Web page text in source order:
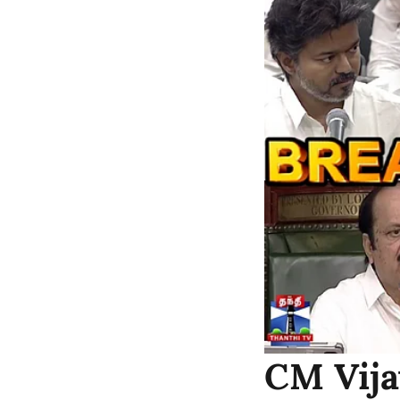
CM